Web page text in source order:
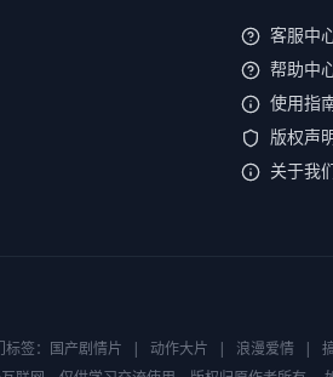
客服中
帮助中
使用指
版权声
关于我
签： 国产剧情片 | 动作大片 | 浪漫爱情 |